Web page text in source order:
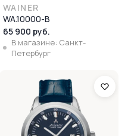
WAINER
WA.10000-B
65 900 руб.
В магазине: Санкт-
Петербург